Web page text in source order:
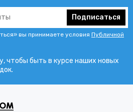
Подписаться
вы принимаете условия Публичной
чтобы быть в курсе наших новых